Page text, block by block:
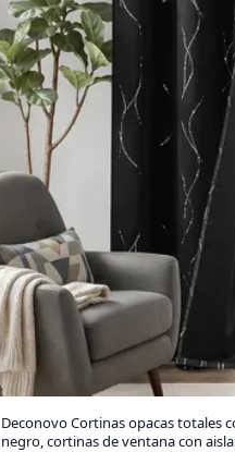
Deconovo Cortinas opacas totales
negro, cortinas de ventana con